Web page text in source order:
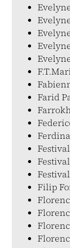
Farid
Filip